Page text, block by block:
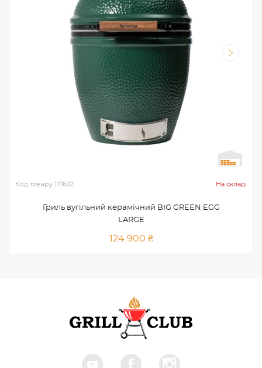
Код товару 117632 На складі
Гриль вугільний керамічний BIG GREEN EGG
LARGE
124 900 ₴